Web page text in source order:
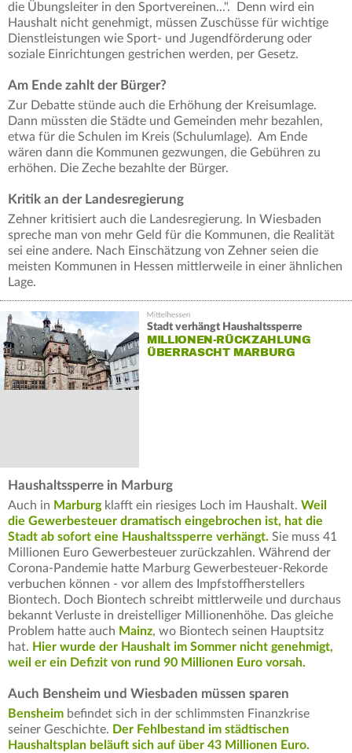
die Übungsleiter in den Sportvereinen...". Denn wird ein
Haushalt nicht genehmigt, müssen Zuschüsse für wichtige
Dienstleistungen wie Sport- und Jugendförderung oder
soziale Einrichtungen gestrichen werden, per Gesetz.
Am Ende zahlt der Bürger?
Zur Debatte stünde auch die Erhöhung der Kreisumlage.
Dann müssten die Städte und Gemeinden mehr bezahlen,
etwa für die Schulen im Kreis (Schulumlage). Am Ende
wären dann die Kommunen gezwungen, die Gebühren zu
erhöhen. Die Zeche bezahlte der Bürger.
Kritik an der Landesregierung
Zehner kritisiert auch die Landesregierung. In Wiesbaden
spreche man von mehr Geld für die Kommunen, die Realität
sei eine andere. Nach Einschätzung von Zehner seien die
meisten Kommunen in Hessen mittlerweile in einer ähnlichen
Lage.
Stadt verhängt Haushaltssperre
MILLIONEN-RÜCKZAHLUNG
ÜBERRASCHT MARBURG
Haushaltssperre in Marburg
Auch in Marburgklafft ein riesiges Loch im Haushalt. Weil
die Gewerbesteuer dramatisch eingebrochen ist, hat die
Stadt ab sofort eine Haushaltssperre verhängt. Sie muss 41
Millionen Euro Gewerbesteuer zurückzahlen. Während der
Corona-Pandemie hatte Marburg Gewerbesteuer-Rekorde
verbuchen können - vor allem des Impfstoffherstellers
Biontech. Doch Biontech schreibt mittlerweile und durchaus
bekannt Verluste in dreistelliger Millionenhöhe. Das gleiche
Problem hatte auch Mainz, wo Biontech seinen Hauptsitz
hat. Hier wurde der Haushalt im Sommer nicht genehmigt,
weil er ein Defizit von rund 90 Millionen Euro vorsah.
Auch Bensheim und Wiesbaden müssen sparen
Bensheim befindet sich in der schlimmsten Finanzkrise
seiner Geschichte. Der Fehlbestand im städtischen
Haushaltsplan beläuft sich auf über 43 Millionen Euro.